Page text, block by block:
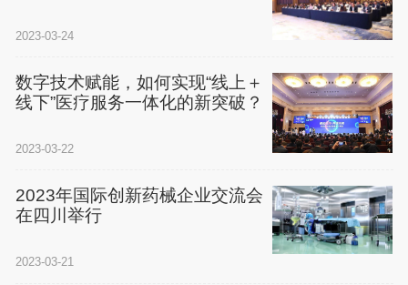
2023-03-24
数字技术赋能，如何实现“线上＋
线下”医疗服务一体化的新突破？
2023-03-22
2023年国际创新药械企业交流会
在四川举行
2023-03-21